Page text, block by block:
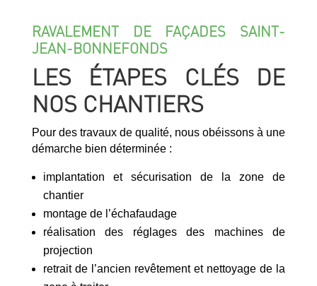
RAVALEMENT DE FAÇADES SAINT-
JEAN-BONNEFONDS
LES ÉTAPES CLÉS DE
NOS CHANTIERS
Pour des travaux de qualité, nous obéissons à une
démarche bien déterminée :
implantation et sécurisation de la zone de
chantier
montage de l’échafaudage
réalisation des réglages des machines de
projection
retrait de l’ancien revêtement et nettoyage de la